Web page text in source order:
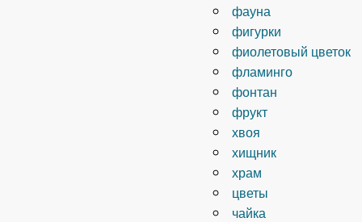
фауна
фигурки
фиолетовый цветок
фламинго
фонтан
фрукт
хвоя
хищник
храм
цветы
чайка